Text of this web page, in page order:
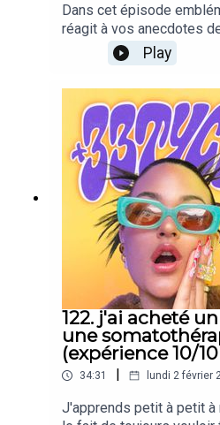
Dans cet épisode
réagit à vos anecdotes
comme d'habitude,
avec Tony evidemment !
@tyciadchannelSuivre
@Tonytruant_Pour me
sujet de podcast c'est via:
Play
122. j'ai acheté
une
(expérience 10/
34:31 lundi 2 février
J'apprends petit à petit à